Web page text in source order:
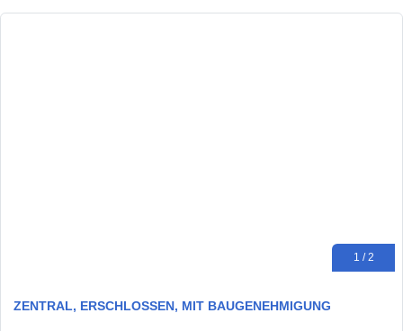
1 / 2
ZENTRAL, ERSCHLOSSEN, MIT BAUGENEHMIGUNG